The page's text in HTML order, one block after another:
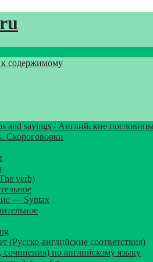
содержимому
and sayings / Английские
Скороговорки
verb)
— Syntax
(Русско-английские соответствия)
по английскому языку